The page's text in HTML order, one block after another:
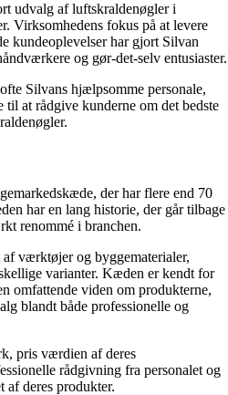
udvalg af luftskraldenøgler i
Virksomhedens fokus på at levere
kundeoplevelser har gjort Silvan
og gør-det-selv entusiaster.
Silvans hjælpsomme personale,
til at rådgive kunderne om det bedste
der har flere end 70
har en lang historie, der går tilbage
renommé i branchen.
værktøjer og byggematerialer,
varianter. Kæden er kendt for
omfattende viden om produkterne,
blandt både professionelle og
pris værdien af ​​deres
rådgivning fra personalet og
af deres produkter.